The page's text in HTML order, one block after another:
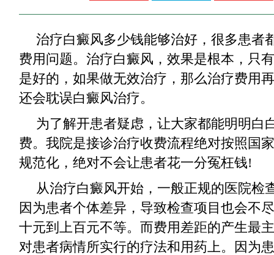
治疗白癜风多少钱能够治好，很多患者
费用问题。治疗白癜风，效果是根本，只
是好的，如果做无效治疗，那么治疗费用
还会耽误白癜风治疗。
为了解开患者疑虑，让大家都能明明白
费。我院是接诊治疗收费流程绝对按照国
规范化，绝对不会让患者花一分冤枉钱!
从治疗白癜风开始，一般正规的医院检
因为患者个体差异，导致检查项目也会不
十元到上百元不等。而费用差距的产生最
对患者病情所实行的疗法和用药上。因为